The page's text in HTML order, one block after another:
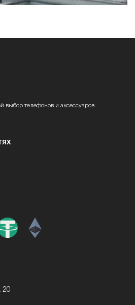
выбор телефонов и аксессуаров.
20